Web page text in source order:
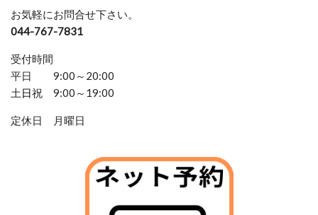
お気軽にお問合せ下さい。
044-767-7831
受付時間
平日 9:00～20:00
土 日祝 9:00～19:00
定休日 月曜日